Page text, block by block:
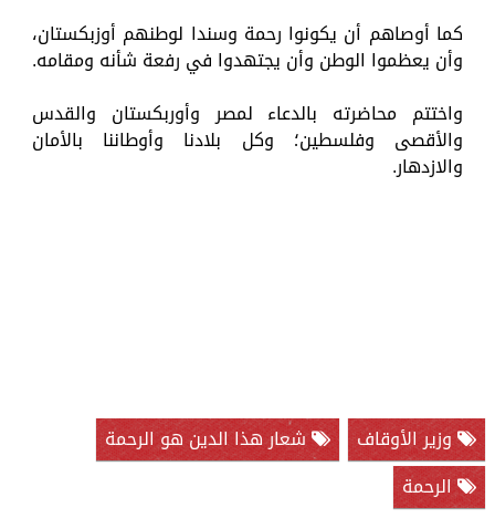
كما أوصاهم أن يكونوا رحمة وسندا لوطنهم أوزبكستان،
وأن يعظموا الوطن وأن يجتهدوا في رفعة شأنه ومقامه.
واختتم محاضرته بالدعاء لمصر وأوربكستان والقدس
والأقصى وفلسطين؛ وكل بلادنا وأوطاننا بالأمان
والازدهار.
وزير الأوقاف
شعار هذا الدين هو الرحمة
الرحمة